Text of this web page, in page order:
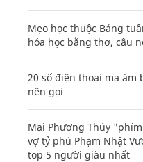
Mẹo học thuộc Bảng
hóa học bằng thơ, câu
20 số điện thoại ma ám
nên gọi
Mai Phương Thúy
vợ tỷ phú Phạm Nhật
top 5 người giàu nhất